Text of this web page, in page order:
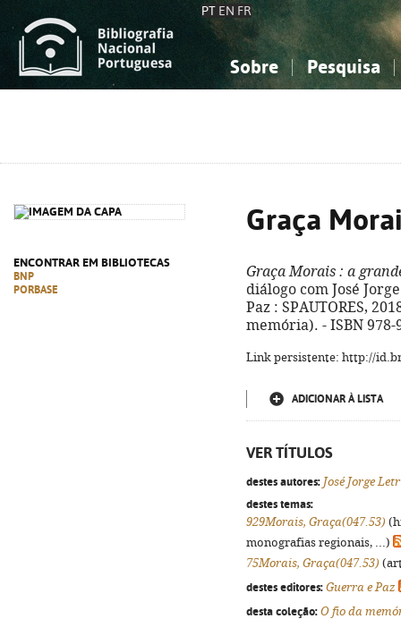
PT EN FR
Sobre Pesquisa
ENCONTRAR EM BIBLIOTECAS
BNP
PORBASE
Graça
Graça Morais : a
diálogo com José
Paz : SPAUTORES,
memória). - ISBN 978-
Link persistente: http://
ADICIONAR À LISTA
VER TÍTULOS
destes autores: José Jorge
destes temas:
929Morais, Graça(047.53)
monografias regionais, ...)
75Morais, Graça(047.53)
destes editores: Guerra e Paz
desta coleção: O fio da